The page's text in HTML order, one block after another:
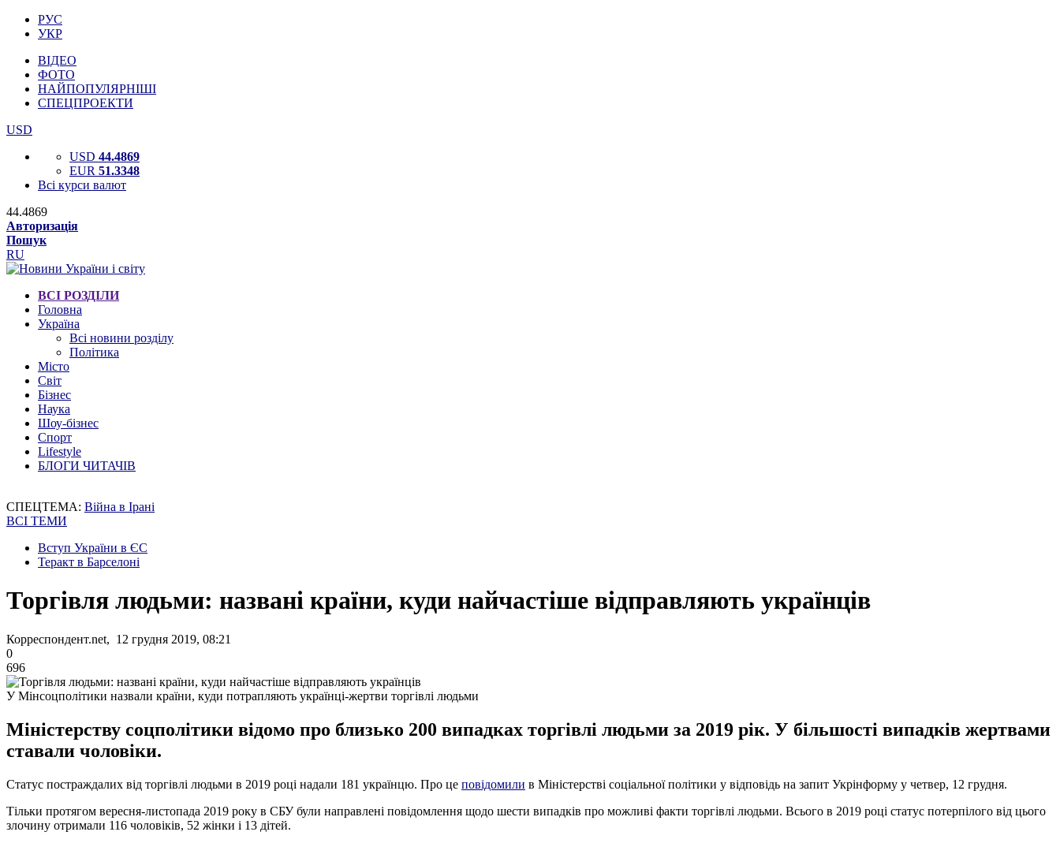
РУС
УКР
ВІДЕО
ФОТО
НАЙПОПУЛЯРНІШІ
СПЕЦПРОЕКТИ
USD
USD 44.4869
EUR 51.3348
Всі курси валют
44.4869
Авторизація
Пошук
RU
ВСІ РОЗДІЛИ
Головна
Україна
Всі новини розділу
Політика
Місто
Світ
Бізнес
Наука
Шоу-бізнес
Спорт
Lifestyle
БЛОГИ ЧИТАЧІВ
СПЕЦТЕМА: Війна в Ірані
ВСІ ТЕМИ
Вступ України в ЄС
Теракт в Барселоні
Торгівля людьми: названі країни, куди найчастіше відправляють українців
Корреспондент.net, 12 грудня 2019, 08:21
0
696
У Мінсоцполітики назвали країни, куди потрапляють українці-жертви торгівлі людьми
Міністерству соцполітики відомо про близько 200 випадках торгівлі людьми за 2019 рік. У більшості випадків жертвами
ставали чоловіки.
Статус постраждалих від торгівлі людьми в 2019 році надали 181 українцю. Про це повідомили в Міністерстві соціальної політики у відповідь на запит Укрінформу у четвер, 12 грудня.
Тільки протягом вересня-листопада 2019 року в СБУ були направлені повідомлення щодо шести випадків про можливі факти торгівлі людьми. Всього в 2019 році статус потерпілого від цього
злочину отримали 116 чоловіків, 52 жінки і 13 дітей.